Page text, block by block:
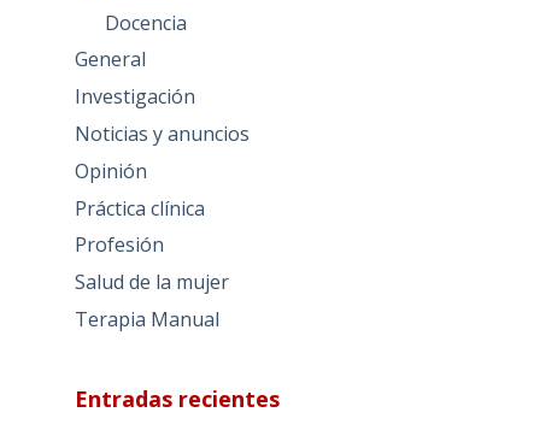
Docencia
General
Investigación
Noticias y anuncios
Opinión
Práctica clínica
Profesión
Salud de la mujer
Terapia Manual
Entradas recientes